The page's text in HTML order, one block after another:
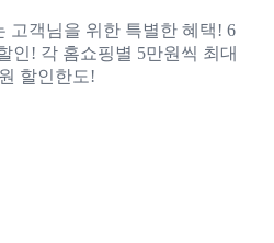
고객님을 위한 특별한 혜택! 6
인! 각 홈쇼핑별 5만원씩 최대
할인한도!